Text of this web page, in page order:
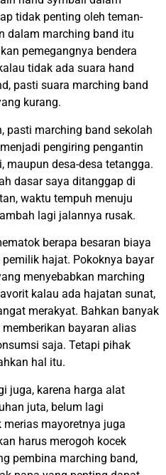
tidak penting oleh teman-
dalam marching band itu
pemegangnya bendera
tidak ada suara hand
pasti suara marching band
kurang.
pasti marching band sekolah
pengiring pengantin
maupun desa-desa tetangga.
dasar saya ditanggap di
waktu tempuh menuju
lagi jalannya rusak.
berapa besaran biaya
hajat. Pokoknya bayar
menyebabkan marching
kalau ada hajatan sunat,
merakyat. Bahkan banyak
bayaran alias
saja. Tetapi pihak
hal itu.
juga, karena harga alat
juta, belum lagi
mayoretnya juga
harus merogoh kocek
pembina marching band,